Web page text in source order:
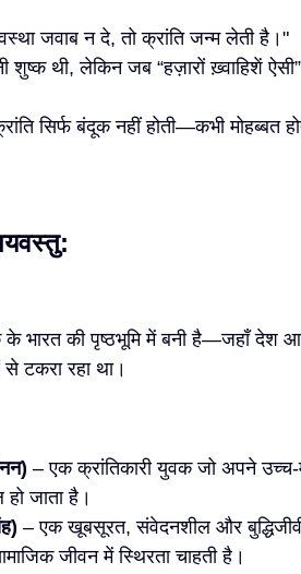
जवाब न दे, तो क्रांति जन्म लेती है।"
शुष्क थी, लेकिन जब “हज़ारों ख़्वाहिशें
सिर्फ बंदूक नहीं होती—कभी मोहब्बत
भारत की पृष्ठभूमि में बनी है—जहाँ देश
से टकरा रहा था।
– एक क्रांतिकारी युवक जो अपने उच्च-
जाता है।
– एक खूबसूरत, संवेदनशील और
जीवन में स्थिरता चाहती है।